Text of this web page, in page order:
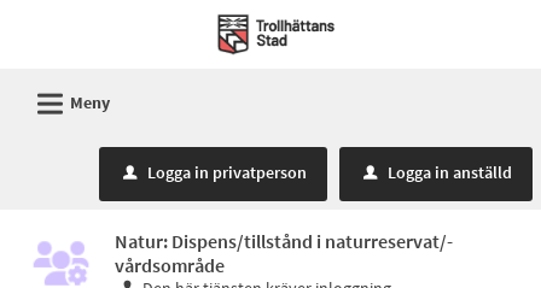
sidorL Meny
u Logga in privatperson u Logga in anställd
Natur: Dispens/tillstånd i naturreservat/-
vårdsområde